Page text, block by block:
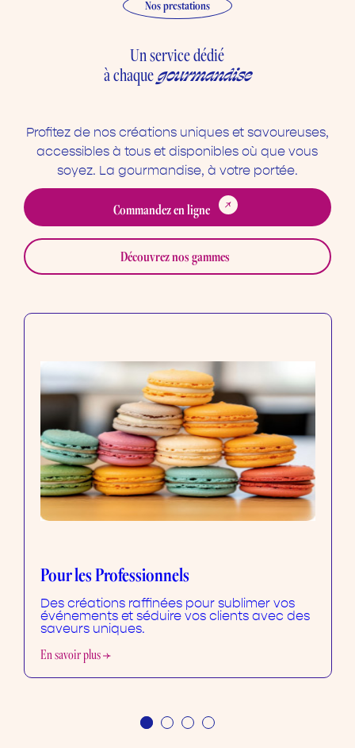
Nos prestations
Un service dédié
à chaquegourmandise
Profitez de nos créations uniques et savoureuses,
accessibles à tous et disponibles où que vous
soyez. La gourmandise, à votre portée.
Commandez en ligne
Découvrez nos gammes
Pour les Professionnels
Des créations raffinées pour sublimer vos
événements et séduire vos clients avec des
saveurs uniques.
En savoir plus